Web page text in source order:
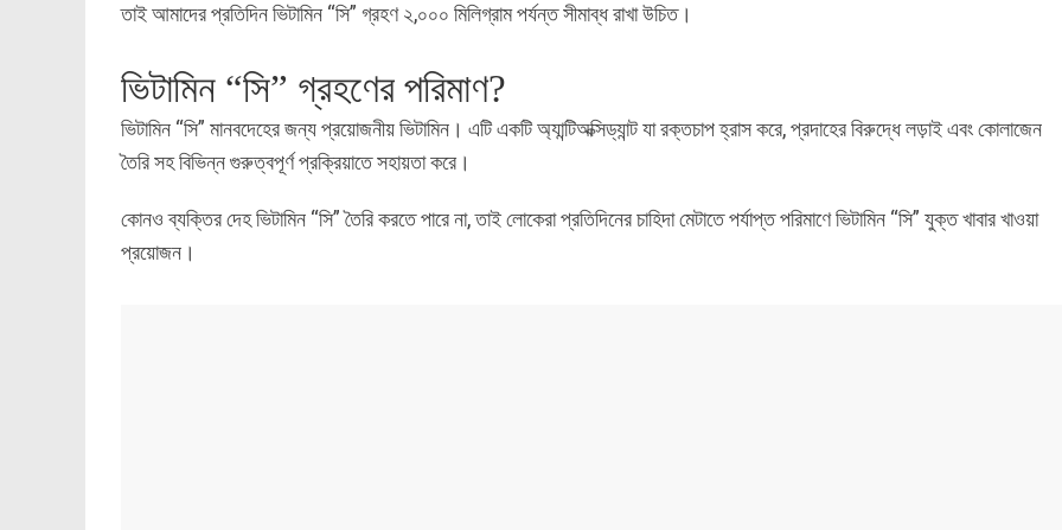
তাই আমাদের প্রতিদিন ভিটামিন “সি” গ্রহণ ২,০০০ মিলিগ্রাম পর্যন্ত সীমাব্ধ রাখা উচিত।
ভিটামিন “সি” গ্রহণের পরিমাণ?
ভিটামিন “সি” মানবদেহের জন্য প্রয়োজনীয় ভিটামিন। এটি একটি অ্যান্টিঅক্সিড্যান্ট যা রক্তচাপ হ্রাস করে, প্রদাহের বিরুদ্ধে লড়াই এবং কোলাজেন
তৈরি সহ বিভিন্ন গুরুত্বপূর্ণ প্রক্রিয়াতে সহায়তা করে।
কোনও ব্যক্তির দেহ ভিটামিন “সি” তৈরি করতে পারে না, তাই লোকেরা প্রতিদিনের চাহিদা মেটাতে পর্যাপ্ত পরিমাণে ভিটামিন “সি” যুক্ত খাবার খাওয়া
প্রয়োজন।